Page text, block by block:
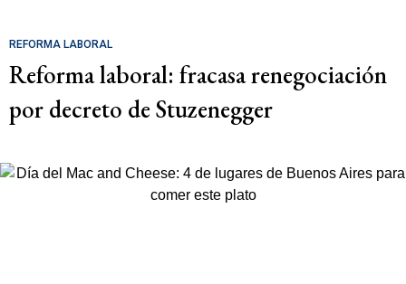
REFORMA LABORAL
Reforma laboral: fracasa renegociación
por decreto de Stuzenegger